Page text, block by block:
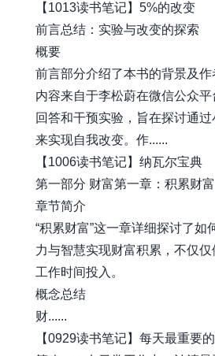
【1013读书笔记】5%的改变
前言总结：实验与改变的探索
概要
前言部分介绍了本书的背景及
内容来自于李松蔚在微信公众
回答和干预实验，旨在探讨通
来实现自我改变。作......
【1006读书笔记】纳瓦尔宝典
第一部分 财富第一章：积累财富
章节简介
“积累财富”这一章详细探讨了如
力与智慧实现财富积累，不仅
工作时间投入。
概念总结
财......
【0929读书笔记】每天最重要